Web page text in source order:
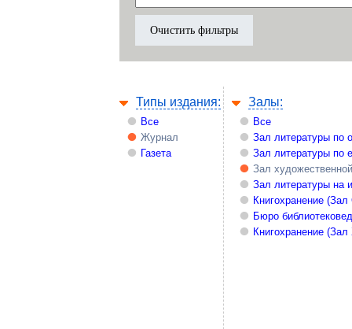
Типы издания:
Все
Журнал
Газета
Залы:
Все
Зал литературы по
Зал литературы по
Зал
Зал литературы на
Книгохранение
Бюро
Книгохранение